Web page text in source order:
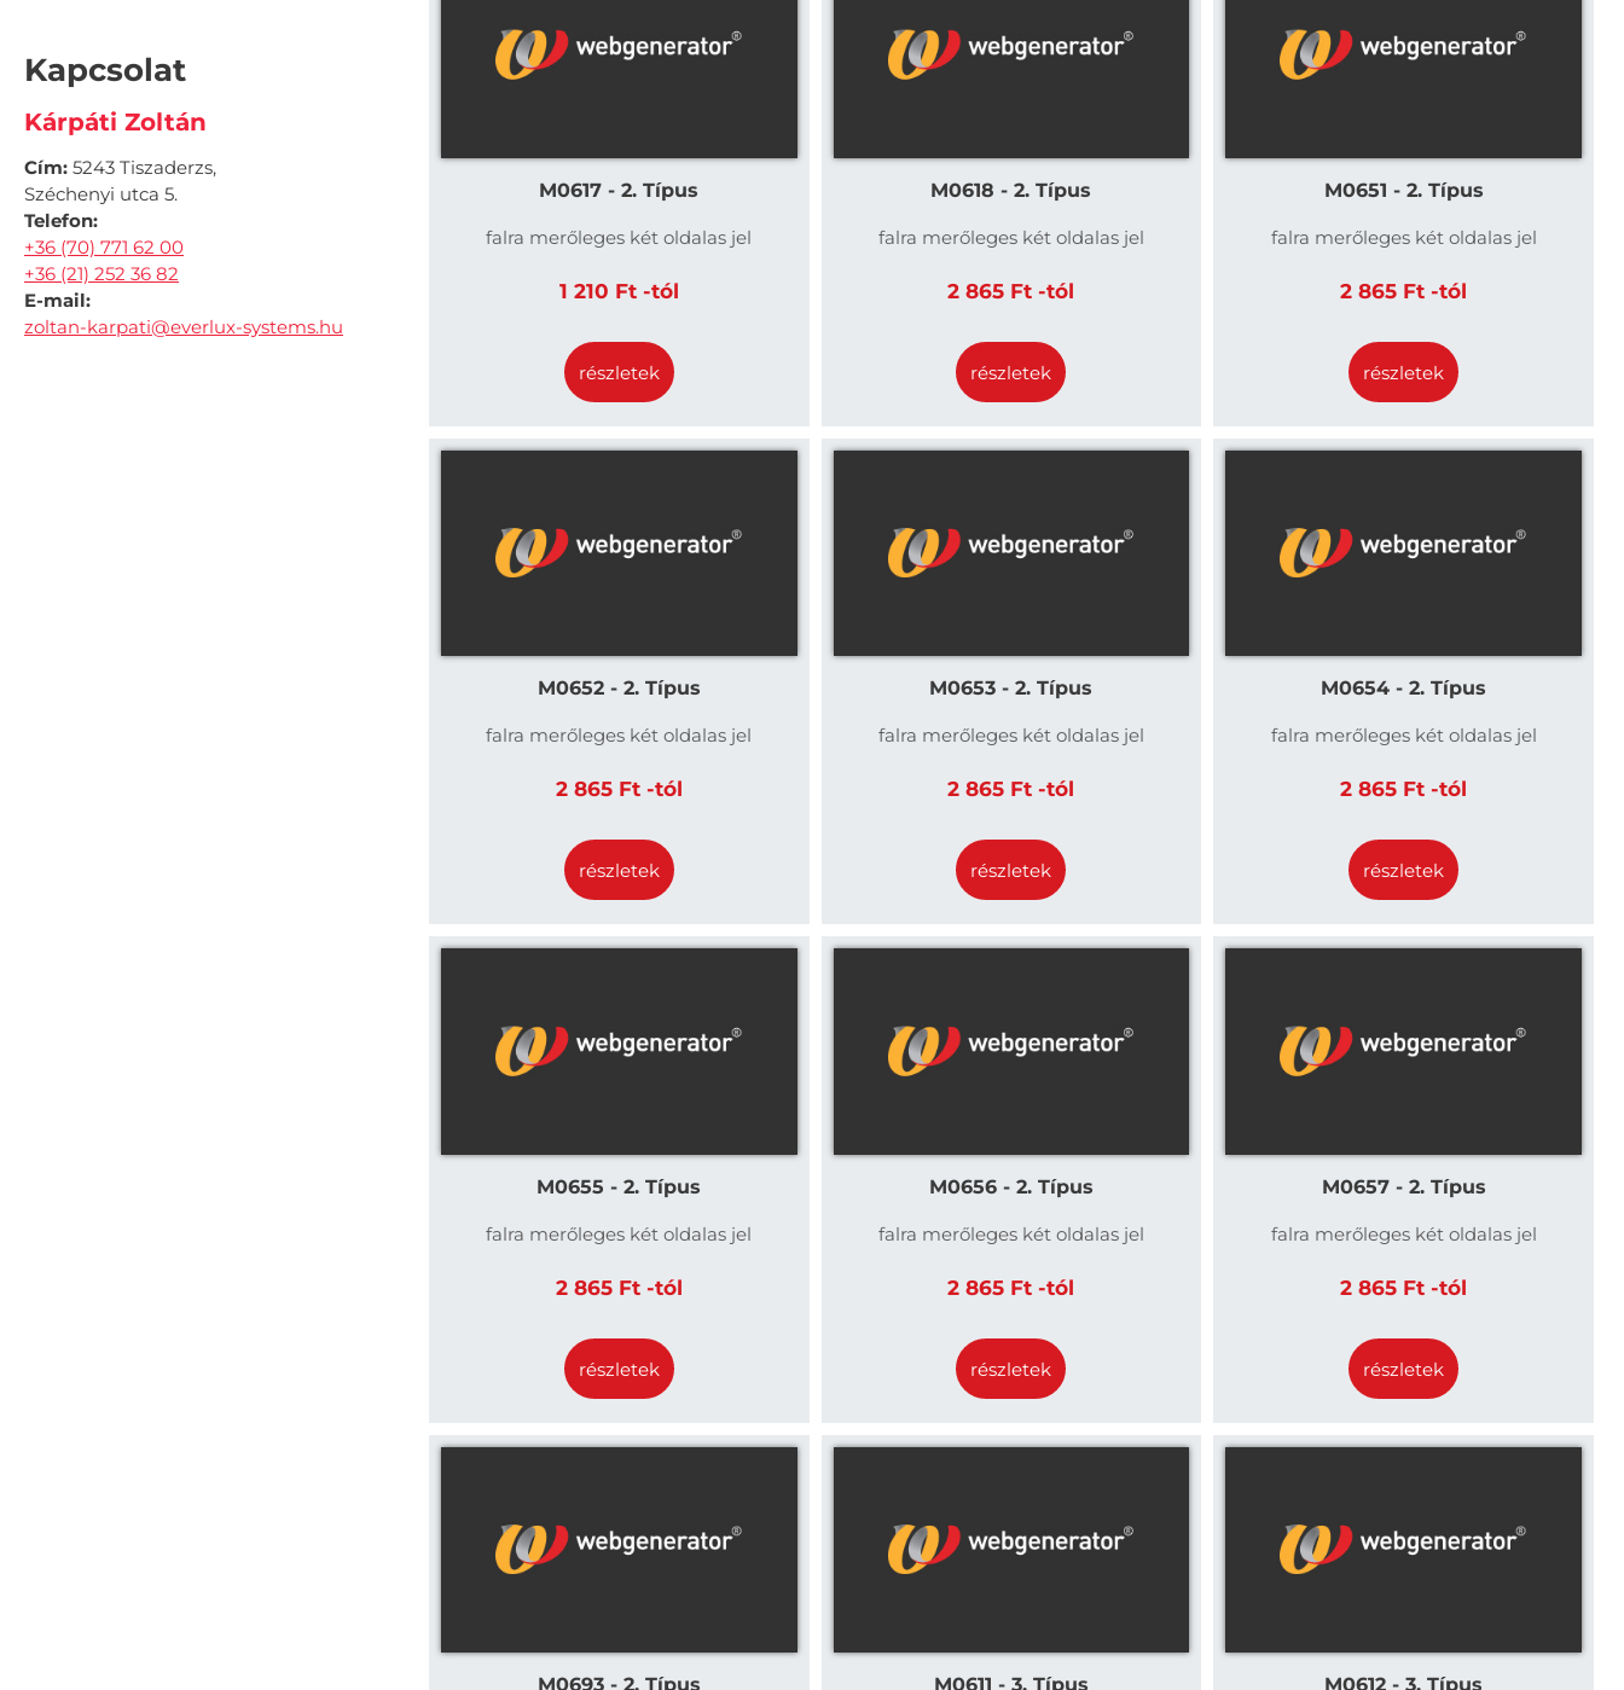
Kapcsolat
Kárpáti Zoltán
Cím: 5243 Tiszaderzs,
Széchenyi utca 5.
Telefon:
+36 (70) 771 62 00
+36 (21) 252 36 82
E-mail:
zoltan-karpati@everlux-systems.hu
M0617 - 2. Típus
falra merőleges két oldalas jel
1 210 Ft -tól
részletek
M0618 - 2. Típus
falra merőleges két oldalas jel
2 865 Ft -tól
részletek
M0651 - 2. Típus
falra merőleges két oldalas jel
2 865 Ft -tól
részletek
M0652 - 2. Típus
falra merőleges két oldalas jel
2 865 Ft -tól
részletek
M0653 - 2. Típus
falra merőleges két oldalas jel
2 865 Ft -tól
részletek
M0654 - 2. Típus
falra merőleges két oldalas jel
2 865 Ft -tól
részletek
M0655 - 2. Típus
falra merőleges két oldalas jel
2 865 Ft -tól
részletek
M0656 - 2. Típus
falra merőleges két oldalas jel
2 865 Ft -tól
részletek
M0657 - 2. Típus
falra merőleges két oldalas jel
2 865 Ft -tól
részletek
M0693 - 2. Típus M0611 - 3. Típus M0612 - 3. Típus